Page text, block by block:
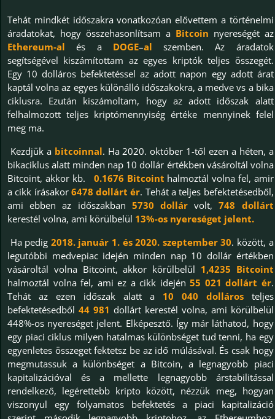
Tehát mindkét időszakra vonatkozóan elővettem a történelmi
áradatokat, hogy összehasonlítsam a Bitcoin nyereségét az
Ethereum-alés a DOGE–al szemben. Az áradatok
segítségével kiszámítottam az egyes kriptók teljes összegét.
Egy 10 dolláros befektetéssel az adott napon egy adott árat
kaptál volna az egyes különálló időszakokra, a medve vs a bika
ciklusra. Ezután kiszámoltam, hogy az adott időszak alatt
felhalmozott teljes kriptómennyiség értéke mennyinek felel
meg ma.
Kezdjük a bitcoinnal. Ha 2020. október 1-től ezen a héten, a
bikaciklus alatt minden nap 10 dollár értékben vásároltál volna
Bitcoint, akkor kb. 0.1676 Bitcoint halmoztál volna fel, amir
a cikk írásakor 6478 dollárt ér. Tehát a teljes befektetésedből,
ami ebben az időszakban 5730 dollár volt,748 dollárt
kerestél volna, ami körülbelül 13%-os nyereséget jelent.
Ha pedig 2018. január 1. és 2020. szeptember 30. között, a
legutóbbi medvepiac idején minden nap 10 dollár értékben
vásároltál volna Bitcoint, akkor körülbelül 1,4235 Bitcoint
halmoztál volna fel, ami ez a cikk idején55 021 dollárt ér.
Tehát az ezen időszak alatt a 10 040 dollárosteljes
befektetésedből 44 981 dollárt kerestél volna, ami körülbelül
448%-os nyereséget jelent. Elképesztő. Így már láthatod, hogy
egy piaci ciklus milyen hatalmas különbséget tud tenni, ha egy
egyenletes összeget fektetsz be az idő múlásával. És csak hogy
megmutassuk a különbséget a Bitcoin, a legnagyobb piaci
kapitalizációval és a mellette legnagyobb árstabilitással
rendelkező, legérettebb kripto között, nézzük meg, hogyan
viszonyul egy folyamatos befektetés a piaci kapitalizáció